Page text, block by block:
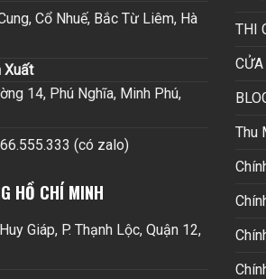
Cổ Nhuế, Bắc Từ Liêm, Hà
Xuất
14, Phú Nghĩa, Minh Phú,
(có zalo)
HỒ CHÍ MINH
Giáp, P. Thạnh Lộc, Quận 12,
THI
Thu